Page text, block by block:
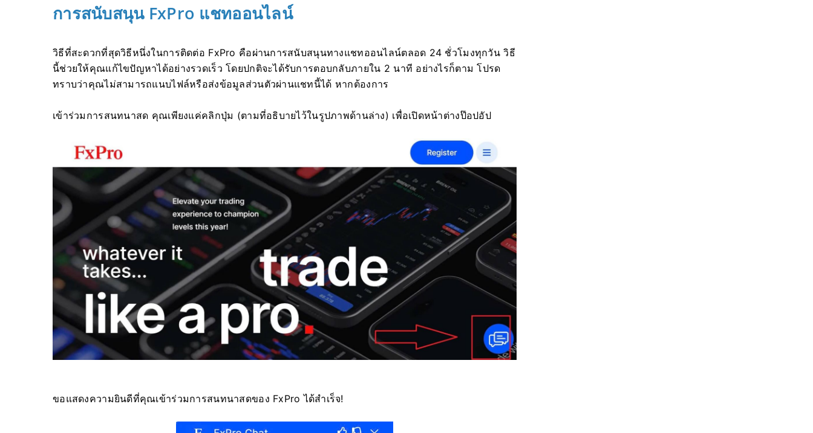
การสนับสนุน FxPro แชทออนไลน์
วิธีที่สะดวกที่สุดวิธีหนึ่งในการติดต่อ FxPro คือผ่านการสนับสนุนทางแชทออนไลน์ตลอด 24 ชั่วโมงทุกวัน วิธี
นี้ช่วยให้คุณแก้ไขปัญหาได้อย่างรวดเร็ว โดยปกติจะได้รับการตอบกลับภายใน 2 นาที อย่างไรก็ตาม โปรด
ทราบว่าคุณไม่สามารถแนบไฟล์หรือส่งข้อมูลส่วนตัวผ่านแชทนี้ได้ หากต้องการ
เข้าร่วมการสนทนาสด คุณเพียงแค่คลิกปุ่ม (ตามที่อธิบายไว้ในรูปภาพด้านล่าง) เพื่อเปิดหน้าต่างป๊อปอัป
ขอแสดงความยินดีที่คุณเข้าร่วมการสนทนาสดของ FxPro ได้สำเร็จ!